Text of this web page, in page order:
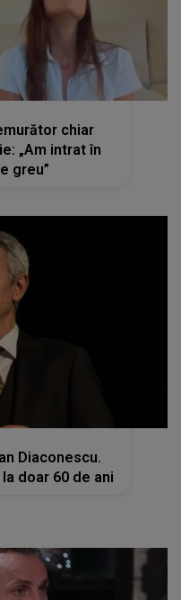
chiar
„Am intrat în
greu”
Diaconescu.
doar 60 de ani